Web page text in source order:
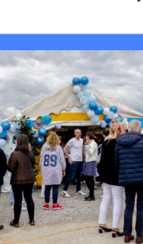
Rejoignez-nous
Les villages d'enfants
Mon espace donateur